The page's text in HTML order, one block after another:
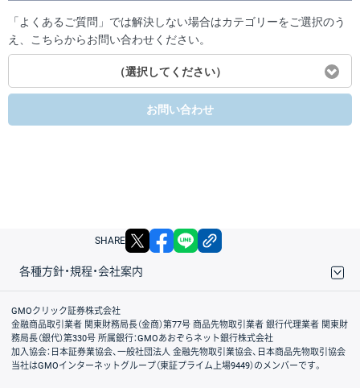
「よくあるご質問」では解決しない場合はカテゴリーをご選択のう
え、こちらからお問い合わせください。
（選択してください）
お問い合わせ
SHARE X facebook
各種方針・規程・会社案内
取引規程・約款
サイトマップ
その他のご案内
個人情報保護方針
最良執行方針
サイトのご利用について
ディスクレイマー
信託保全
リスク説明
会社案内
GMOクリック証券株式会社
金融商品取引業者 関東財務局長（金商）第77号 商品先物取引業者 銀行代理業者 関東財
務局長（銀代）第330号 所属銀行：GMOあおぞらネット銀行株式会社
加入協会：日本証券業協会、一般社団法人 金融先物取引業協会、日本商品先物取引協会
当社はGMOインターネットグループ（東証プライム上場9449）のメンバーです。